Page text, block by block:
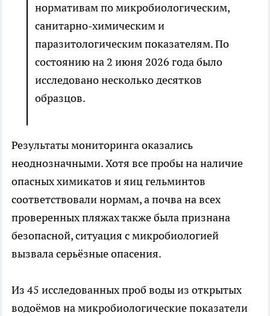
нормативам по микробиологическим,
санитарно-химическим и
паразитологическим показателям. По
состоянию на 2 июня 2026 года было
исследовано несколько десятков
образцов.
Результаты мониторинга оказались
неоднозначными. Хотя все пробы на наличие
опасных химикатов и яиц гельминтов
соответствовали нормам, а почва на всех
проверенных пляжах также была признана
безопасной, ситуация с микробиологией
вызвала серьёзные опасения.
Из 45 исследованных проб воды из открытых
водоёмов на микробиологические показатели